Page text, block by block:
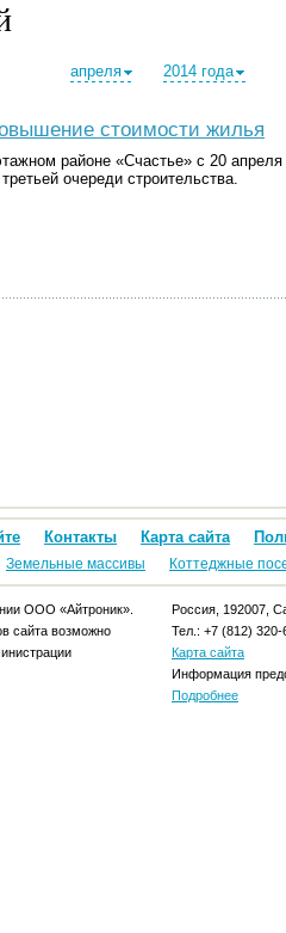
апреля 2014 года
стоимости жилья
районе «Счастье» с 20
очереди строительства.
Контакты Карта сайта
Земельные массивы Коттеджные
ООО «Айтроник».
сайта возможно
Россия, 192007,
Тел.: +7 (812) 320-
Карта сайта
Информация
Подробнее